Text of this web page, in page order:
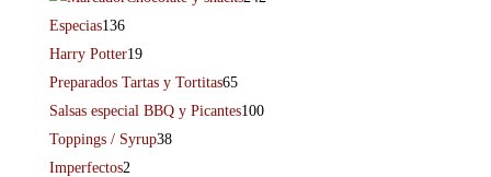
Especias136
Harry Potter19
Preparados Tartas y Tortitas65
Salsas especial BBQ y Picantes100
Toppings / Syrup38
Imperfectos2